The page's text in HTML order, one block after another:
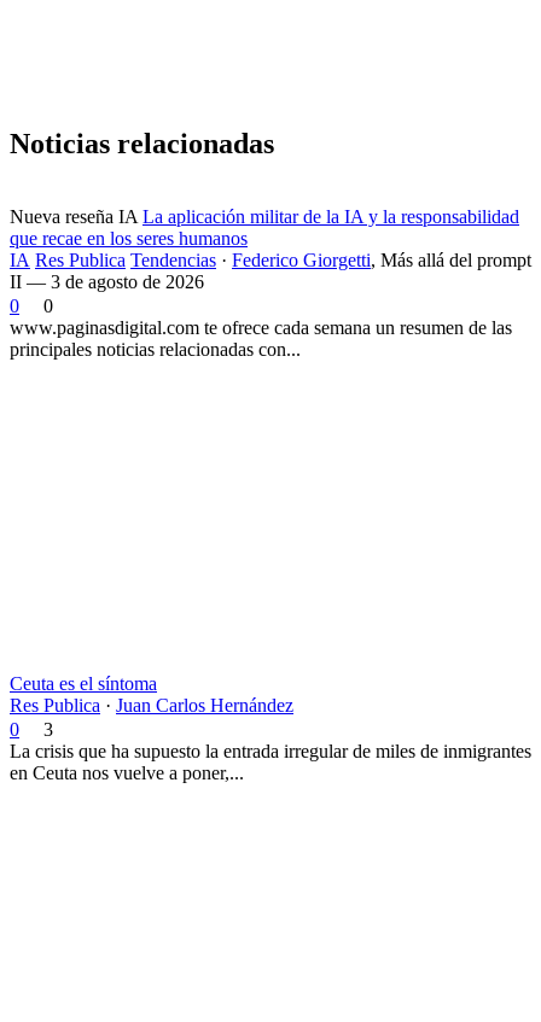
Noticias relacionadas
Nueva reseña IA La aplicación militar de la IA y la responsabilidad
que recae en los seres humanos
IA Res Publica Tendencias · Federico Giorgetti, Más allá del prompt
II — 3 de agosto de 2026
0
0
www.paginasdigital.com te ofrece cada semana un resumen de las
principales noticias relacionadas con...
Ceuta es el síntoma
Res Publica · Juan Carlos Hernández
0
3
La crisis que ha supuesto la entrada irregular de miles de inmigrantes
en Ceuta nos vuelve a poner,...